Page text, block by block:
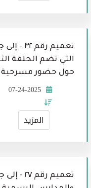
تعميم
التي تضم الحلقة
حول حضور مسرحية
07-24-2025
المزيد
تعميم رقم